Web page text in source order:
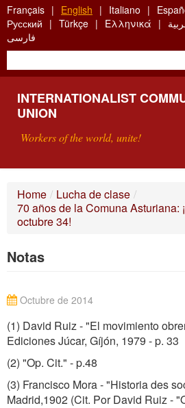
Skip
to
main
content
Français English Italiano
Русский
Türkçe Ελληνικά
فارسی
INTERNATIONALIST
UNION
Workers of the world, unite!
ABOUT THE ICU
Home / Lucha de clase /
70 años de la Comuna Asturiana:
octubre 34!
Notas
Octubre de 2014
(1) David Ruiz - "El movimiento
Ediciones Júcar, Gíjón, 1979 - p. 33
(2) "Op. Cit." - p.48
(3) Francisco Mora - "Historia des
Madrid,1902 (Cit. Por David Ruiz -